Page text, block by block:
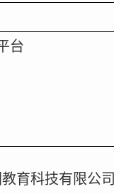
台
育科技有限公